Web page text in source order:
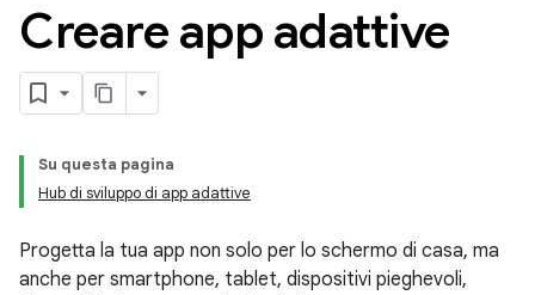
Creare app adattive
Su questa pagina
Hub di sviluppo di app adattive
Progetta la tua app non solo per lo schermo di casa, ma
anche per smartphone, tablet, dispositivi pieghevoli,